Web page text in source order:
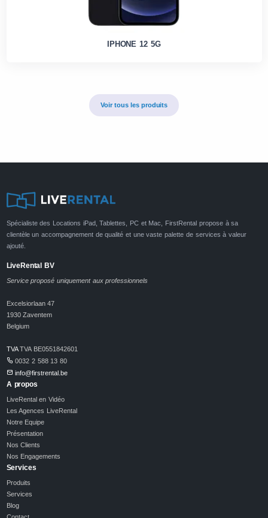
IPHONE 12 5G
Voir tous les produits
Spécialiste des Locations iPad, Tablettes, PC et Mac, FirstRental propose à sa
clientèle un accompagnement de qualité et une vaste palette de services à valeur
ajouté.
LiveRental BV
Service proposé uniquement aux professionnels
Excelsiorlaan 47
1930 Zaventem
Belgium
TVATVA BE0551842601
0032 2 588 13 80
info@firstrental.be
A propos
LiveRental en Vidéo
Les Agences LiveRental
Notre Equipe
Présentation
Nos Clients
Nos Engagements
Services
Produits
Services
Blog
Contact